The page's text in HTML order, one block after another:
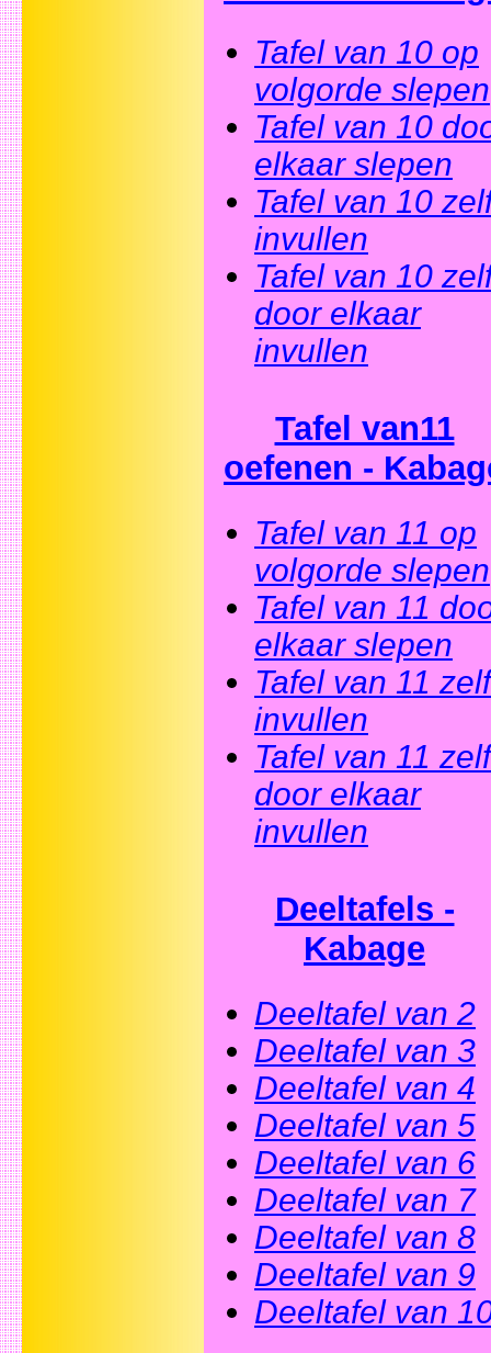
Tafel van 10 op
volgorde slepen
Tafel van 10
elkaar slepen
Tafel van 10
invullen
Tafel van 10
door elkaar
invullen
Tafel van11
oefenen -
Tafel van 11 op
volgorde slepen
Tafel van 11
elkaar slepen
Tafel van 11 zelf
invullen
Tafel van 11 zelf
door elkaar
invullen
Deeltafels -
Kabage
Deeltafel van 2
Deeltafel van 3
Deeltafel van 4
Deeltafel van 5
Deeltafel van 6
Deeltafel van 7
Deeltafel van 8
Deeltafel van 9
Deeltafel van